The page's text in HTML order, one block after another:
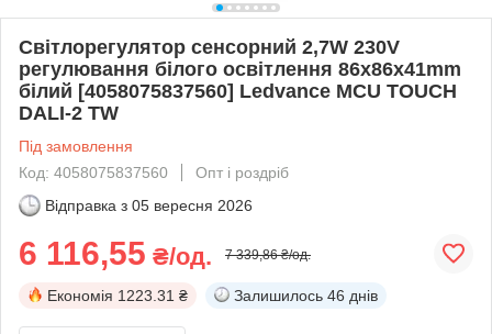
Світлорегулятор сенсорний 2,7W 230V
регулювання білого освітлення 86x86x41mm
білий [4058075837560] Ledvance MCU TOUCH
DALI-2 TW
Під замовлення
Код: 4058075837560
Опт і роздріб
Відправка з 05 вересня 2026
6 116,55 ₴/од. 7 339,86 ₴/од.
Економія 1223.31 ₴ Залишилось 46 днів